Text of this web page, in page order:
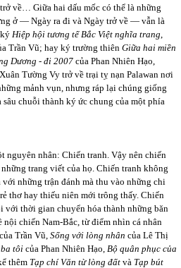
về… Giữa hai dấu mốc có thể là những
ở ― Ngày ra đi và Ngày trở về ― vẫn là
Hiệp hội tương tế Bắc Việt nghĩa trang,
Trần Vũ; hay ký trường thiên Giữa hai miền
Dương - đi 2007 của Phan Nhiên Hạo,
Tường Vy trở về trại tỵ nạn Palawan nơi
mảnh vụn, nhưng ráp lại chúng giống
chuỗi thành ký ức chung của một phía
nguyên nhân: Chiến tranh. Vậy nên chiến
trang viết của họ. Chiến tranh không
những trận đánh mà thu vào những chi
thơ hay thiếu niên mới trông thấy. Chiến
với thời gian chuyển hóa thành những băn
chiến Nam-Bắc, từ điểm nhìn cá nhân
của Trần Vũ, Sống với lòng nhân của Lê Thị
tôi của Phan Nhiên Hạo, Bộ quân phục của
thêm Tạp chí Văn từ lòng đất và Tạp bút